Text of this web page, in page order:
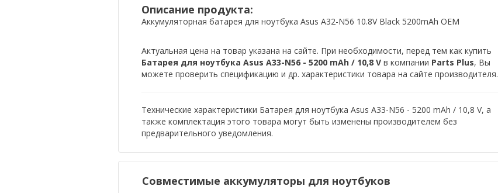
Описание продукта:
Аккумуляторная батарея для ноутбука Asus A32-N56 10.8V Black 5200mAh OEM
Актуальная цена на товар указана на сайте. При необходимости, перед тем как купить
Батарея для ноутбука Asus A33-N56 - 5200 mAh / 10,8 V в компании Parts Plus, Вы
можете проверить спецификацию и др. характеристики товара на сайте производителя.
Технические характеристики Батарея для ноутбука Asus A33-N56 - 5200 mAh / 10,8 V, а
также комплектация этого товара могут быть изменены производителем без
предварительного уведомления.
Совместимые аккумуляторы для ноутбуков